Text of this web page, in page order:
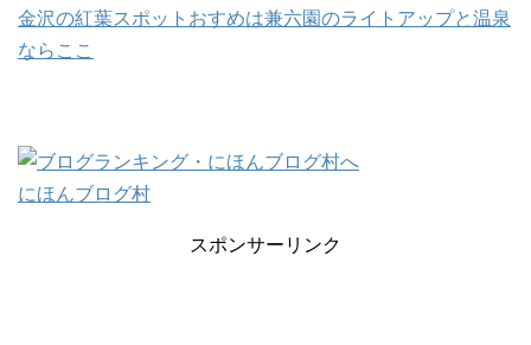
金沢の紅葉スポットおすめは兼六園のライトアップと温泉
ならここ
にほんブログ村
スポンサーリンク